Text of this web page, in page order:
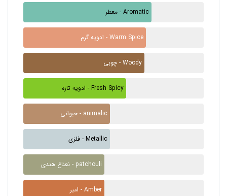
معطر - Aromatic
ادویه گرم - Warm Spice
چوبی - Woody
ادویه تازه - Fresh Spicy
حیوانی - animalic
فلزی - Metallic
نعناع هندی - patchouli
امبر - Amber